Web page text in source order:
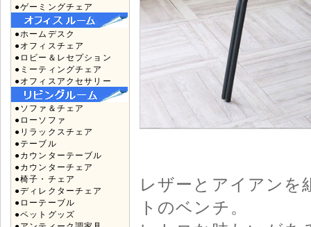
●ゲーミングチェア
●ホームデスク
●オフィスチェア
●ロビー＆レセプション
●ミーティングチェア
●オフィスアクセサリー
●ソファ＆チェア
●ローソファ
●リラックスチェア
●テーブル
●カウンターテーブル
●カウンターチェア
●椅子・チェア
●ディレクターチェア
●ローテーブル
●ペットグッズ
レザーとアイアンを
トのベンチ。